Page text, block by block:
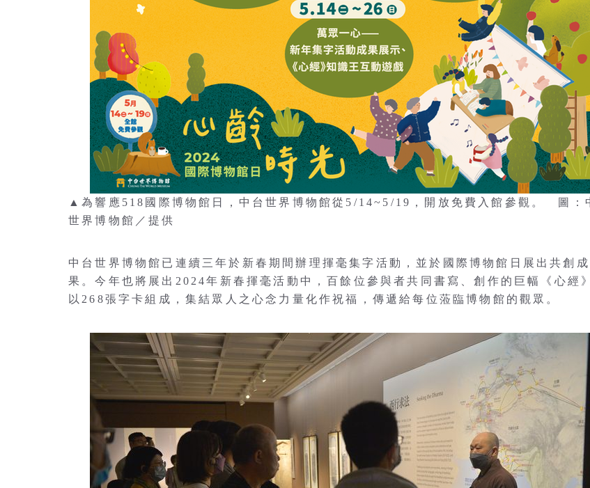
▲為響應518國際博物館日，中台世界博物館從5/14~5/19，開放免費入館參觀。 圖：
世界博物館／提供
中台世界博物館已連續三年於新春期間辦理揮毫集字活動，並於國際博物館日展出共創成
果。今年也將展出2024年新春揮毫活動中，百餘位參與者共同書寫、創作的巨幅《心經
以268張字卡組成，集結眾人之心念力量化作祝福，傳遞給每位蒞臨博物館的觀眾。